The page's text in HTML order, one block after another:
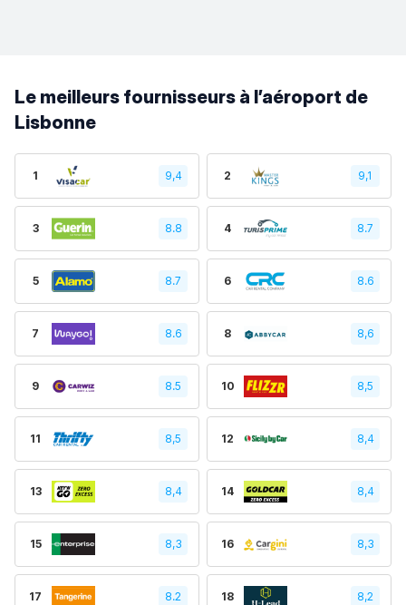
Le meilleurs fournisseurs à l’aéroport de
Lisbonne
1 9,4 2 9,1
3 8.8 4 8.7
5 8.7 6 8.6
7 8.6 8 8,6
9 8.5 10 8,5
11 8,5 12 8,4
13 8,4 14 8,4
15 8,3 16 8,3
17 8.2 18 8,2